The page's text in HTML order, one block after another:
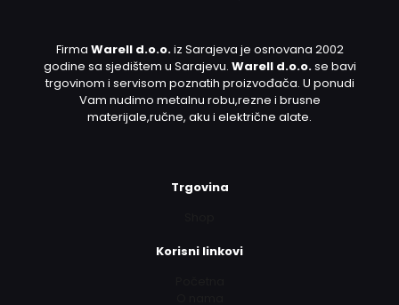
Firma Warell d.o.o.iz Sarajeva je osnovana 2002
godine sa sjedištem u Sarajevu. Warell d.o.o.se bavi
trgovinom i servisom poznatih proizvođača. U ponudi
Vam nudimo metalnu robu,rezne i brusne
materijale,ručne, aku i električne alate.
Trgovina
Korisni linkovi